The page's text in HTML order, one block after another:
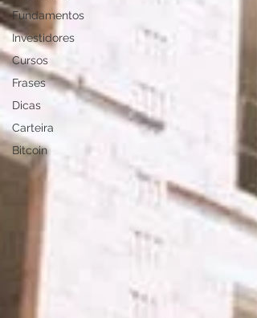
Fundamentos
Investidores
Cursos
Frases
Dicas
Carteira
Bitcoin